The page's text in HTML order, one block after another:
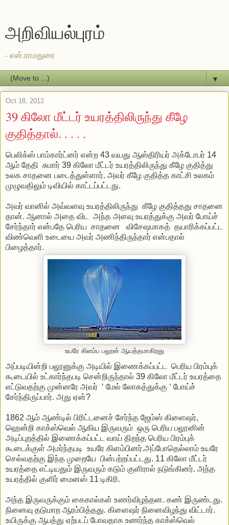
அறிவியல்புரம்
- என்.ராமதுரை
▼
Oct 18, 2012
39 கிலோ மீட்டர் உயரத்திலிருந்து கீழே
குதித்தால். . . . .
பெலிக்ஸ் பாம்கார்ட்னர் என்ற 43 வயது ஆஸ்திரியர் அக்டோபர் 14
ஆம் தேதி சுமார் 39 கிலோ மீட்டர் உயரத்திலிருந்து கீழே குதித்து
உலக சாதனை படைத்துள்ளார். அவர் கீழே குதித்த காட்சி உலகம்
முழுவதிலும் டிவியில் காட்டப்பட்டது.
அவர் வானில் அவ்வளவு உயரத்திலிருந்து கீழே குதித்தது சாதனை
தான். ஆனால் அதை விட அந்த அளவு உயரத்துக்கு அவர் போய்ச்
சேர்ந்தார் என்பதே பெரிய சாதனை விசேஷமாகத் தயாரிக்கப்பட்ட
விண்வெளி உடையை அவர் அணிந்திருந்தார் என்பதால்
பிழைத்தார்.
உயரே கிளம்ப பலூன் ஆயத்தமாகிறது
அப்படியின்றி பலூனுக்கு அடியில் இணைக்கப்பட்ட பெரிய பிரம்புக்
கூடையில் உட்கார்ந்தபடி சென்றிருந்தால் 39 கிலோ மீட்டர் உயரத்தை
எட்டுவதற்கு முன்னரே அவர் ‘ மேல் லோகத்துக்கு ‘ போய்ச்
சேர்ந்திருப்பார். அது ஏன்?
1862 ஆம் ஆண்டில் பிரிட்டனைச் சேர்ந்த ஜேம்ஸ் கிளைஷர்,
ஹென்றி காக்ஸ்வெல் ஆகிய இருவரும் ஒரு பெரிய பலூனின்
அடிப்புறத்தில் இணைக்கப்பட்ட வாய் திறந்த பெரிய பிரம்புக்
கூடைக்குள் அமர்ந்தபடி உயரே கிளம்பினர்.அப்போதெல்லாம் உயரே
செல்வதற்கு இந்த முறையே பின்பற்றப்பட்டது. 11 கிலோ மீட்டர்
உயரத்தை எட்டியதும் இருவரும் கடும் குளிரால் நடுங்கினர். அந்த
உயரத்தில் குளிர் மைனஸ் 11 டிகிரி.
அந்த இருவருக்கும் கைகால்கள் உணர்விழந்தன. கண் இருண்டது.
நினைவு தடுமாற ஆரம்பித்தது. கிளைஷர் நினைவிழந்து விட்டார்.
உயிருக்கு ஆபத்து ஏற்படப் போவதாக உணர்ந்த காக்ஸ்வெல்